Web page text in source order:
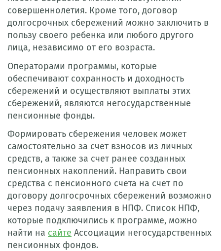
совершеннолетия. Кроме того, договор
долгосрочных сбережений можно заключить в
пользу своего ребенка или любого другого
лица, независимо от его возраста.
Операторами программы, которые
обеспечивают сохранность и доходность
сбережений и осуществляют выплаты этих
сбережений, являются негосударственные
пенсионные фонды.
Формировать сбережения человек может
самостоятельно за счет взносов из личных
средств, а также за счет ранее созданных
пенсионных накоплений. Направить свои
средства с пенсионного счета на счет по
договору долгосрочных сбережений возможно
через подачу заявления в НПФ. Список НПФ,
которые подключились к программе, можно
найти на сайте Ассоциации негосударственных
пенсионных фондов.